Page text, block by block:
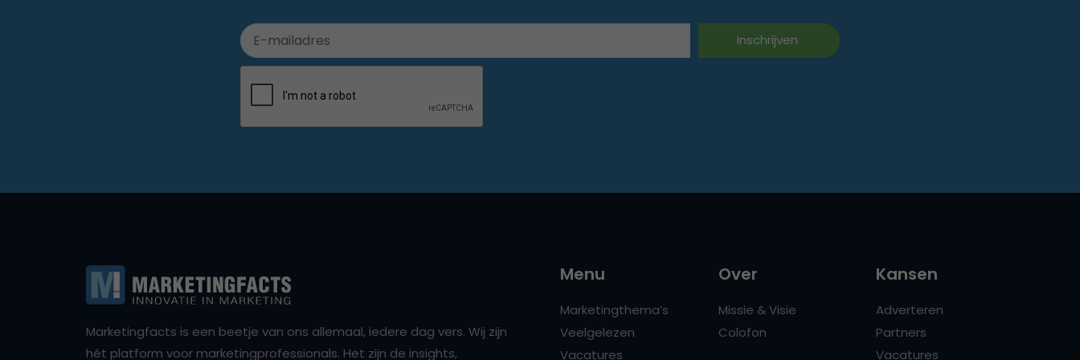
Marketingfacts is een beetje van ons allemaal, iedere dag vers. Wij zijn
hét platform voor marketingprofessionals. Het zijn de insights,
Menu
Marketingthema’s
Veelgelezen
Vacatures
Over
Missie & Visie
Colofon
Kansen
Adverteren
Partners
Vacatures